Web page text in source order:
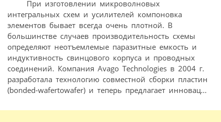
При изготовлении микроволновых
интегральных схем и усилителей компоновка
элементов бывает всегда очень плотной. В
большинстве случаев производительность схемы
определяют неотъемлемые паразитные емкость и
индуктивность свинцового корпуса и проводных
соединений. Компания Avago Technologies в 2004 г.
разработала технологию совместной сборки пластин
(bonded-wafertowafer) и теперь предлагает инновац...